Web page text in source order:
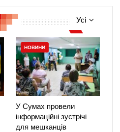
Усі
НОВИНИ
У Сумах провели
інформаційні зустрічі
для мешканців